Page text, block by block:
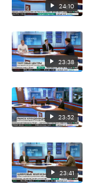
24:10
23:38
23:52
23:41